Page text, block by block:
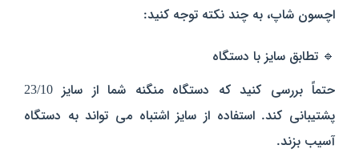
اچسون شاپ، به چند نکته توجه کنید:
🔹 تطابق سایز با دستگاه
حتماً بررسی کنید که دستگاه منگنه شما از سایز 23/10
پشتیبانی کند. استفاده از سایز اشتباه می‌ تواند به دستگاه
آسیب بزند.